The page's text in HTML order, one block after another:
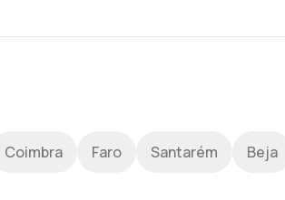
Coimbra Faro Santarém Beja